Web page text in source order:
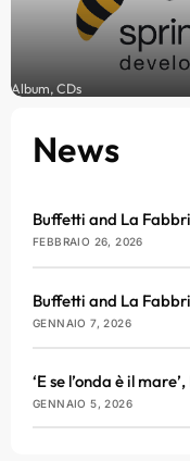
Album, CDs
News
FEBBRAIO 26, 2026
GENNAIO 7, 2026
GENNAIO 5, 2026